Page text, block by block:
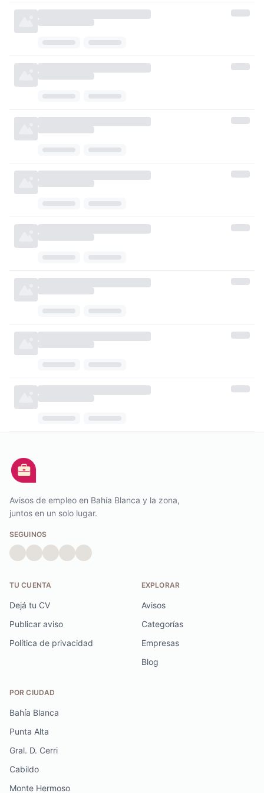
Avisos de empleo en Bahía Blanca y la zona,
juntos en un solo lugar.
SEGUINOS
TU CUENTA
Dejá tu CV
Publicar aviso
Política de privacidad
EXPLORAR
Avisos
Categorías
Empresas
Blog
POR CIUDAD
Bahía Blanca
Punta Alta
Gral. D. Cerri
Cabildo
Monte Hermoso